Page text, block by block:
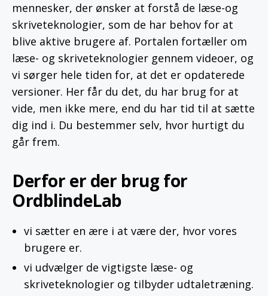
mennesker, der ønsker at forstå de læse-og
skriveteknologier, som de har behov for at
blive aktive brugere af. Portalen fortæller om
læse- og skriveteknologier gennem videoer, og
vi sørger hele tiden for, at det er opdaterede
versioner. Her får du det, du har brug for at
vide, men ikke mere, end du har tid til at sætte
dig ind i. Du bestemmer selv, hvor hurtigt du
går frem.
Derfor er der brug for
OrdblindeLab
vi sætter en ære i at være der, hvor vores
brugere er.
vi udvælger de vigtigste læse- og
skriveteknologier og tilbyder udtaletræning.